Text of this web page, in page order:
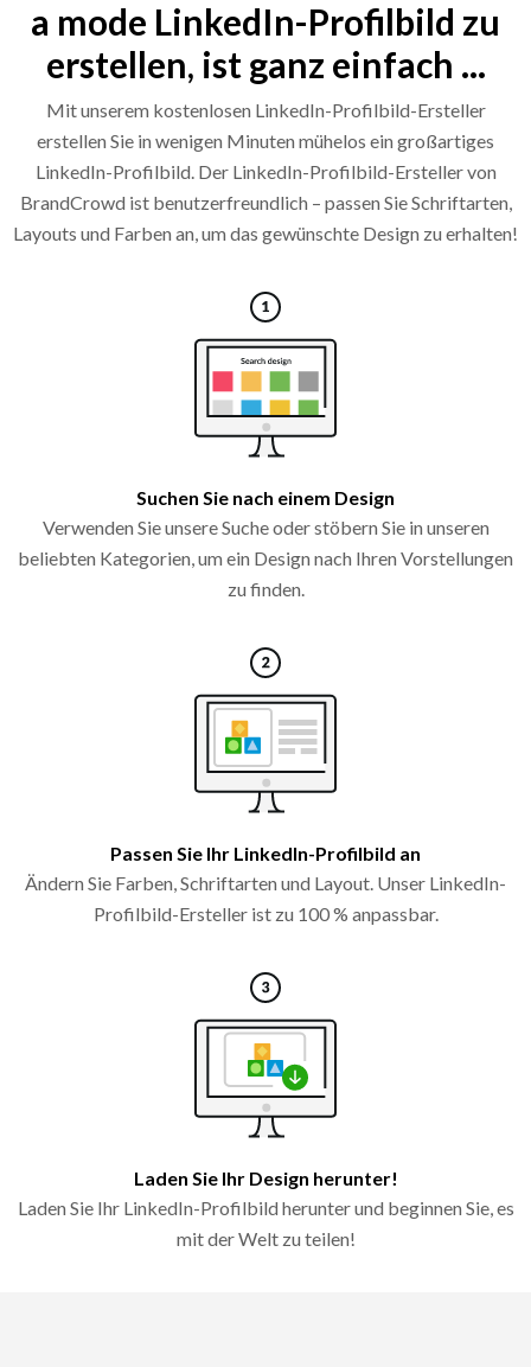
a mode LinkedIn-Profilbild zu
erstellen, ist ganz einfach ...
Mit unserem kostenlosen LinkedIn-Profilbild-Ersteller
erstellen Sie in wenigen Minuten mühelos ein großartiges
LinkedIn-Profilbild. Der LinkedIn-Profilbild-Ersteller von
BrandCrowd ist benutzerfreundlich – passen Sie Schriftarten,
Layouts und Farben an, um das gewünschte Design zu erhalten!
Suchen Sie nach einem Design
Verwenden Sie unsere Suche oder stöbern Sie in unseren
beliebten Kategorien, um ein Design nach Ihren Vorstellungen
zu finden.
Passen Sie Ihr LinkedIn-Profilbild an
Ändern Sie Farben, Schriftarten und Layout. Unser LinkedIn-
Profilbild-Ersteller ist zu 100 % anpassbar.
Laden Sie Ihr Design herunter!
Laden Sie Ihr LinkedIn-Profilbild herunter und beginnen Sie, es
mit der Welt zu teilen!